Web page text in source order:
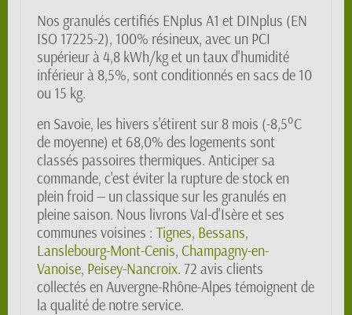
Nos granulés certifiés ENplus A1 et DINplus (EN
ISO 17225-2), 100% résineux, avec un PCI
supérieur à 4,8 kWh/kg et un taux d'humidité
inférieur à 8,5%, sont conditionnés en sacs de 10
ou 15 kg.
en Savoie, les hivers s'étirent sur 8 mois (-8,5°C
de moyenne) et 68,0% des logements sont
classés passoires thermiques. Anticiper sa
commande, c'est éviter la rupture de stock en
plein froid — un classique sur les granulés en
pleine saison. Nous livrons Val-d'Isère et ses
communes voisines : Tignes, Bessans,
Lanslebourg-Mont-Cenis, Champagny-en-
Vanoise, Peisey-Nancroix. 72 avis clients
collectés en Auvergne-Rhône-Alpes témoignent de
la qualité de notre service.